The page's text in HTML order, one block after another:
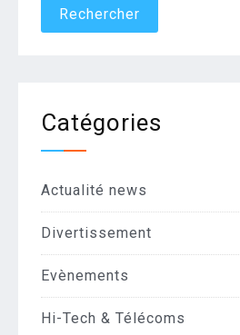
Catégories
Actualité news
Divertissement
Evènements
Hi-Tech & Télécoms